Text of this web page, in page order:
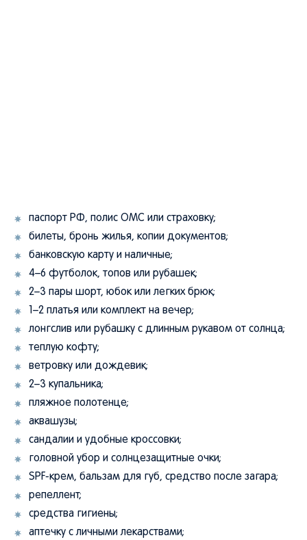
паспорт РФ, полис ОМС или страховку;
билеты, бронь жилья, копии документов;
банковскую карту и наличные;
4–6 футболок, топов или рубашек;
2–3 пары шорт, юбок или легких брюк;
1–2 платья или комплект на вечер;
лонгслив или рубашку с длинным рукавом от солнца;
теплую кофту;
ветровку или дождевик;
2–3 купальника;
пляжное полотенце;
аквашузы;
сандалии и удобные кроссовки;
головной убор и солнцезащитные очки;
SPF-крем, бальзам для губ, средство после загара;
репеллент;
средства гигиены;
аптечку с личными лекарствами;